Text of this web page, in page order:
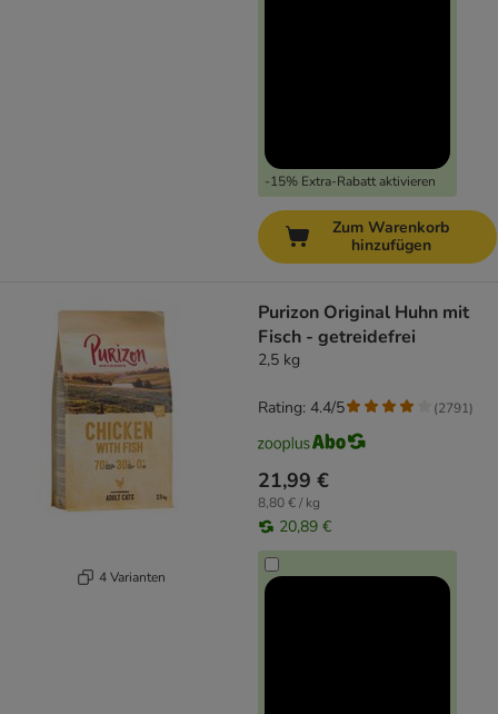
-15% Extra-Rabatt aktivieren
Zum Warenkorb
hinzufügen
4 Varianten
Purizon Original Huhn mit
Fisch - getreidefrei
2,5 kg
21,99 €
8,80 € / kg
20,89 €
Rating: 4.4/5 (2791)